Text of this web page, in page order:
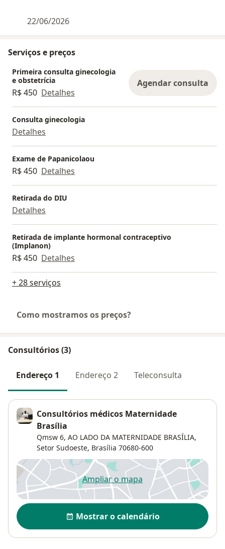
22/06/2026
Serviços e preços
Primeira consulta ginecologia
e obstetrícia
R$ 450 Detalhes
Agendar consulta
Consulta ginecologia
Detalhes
Exame de Papanicolaou
R$ 450 Detalhes
Retirada do DIU
Detalhes
Retirada de implante hormonal contraceptivo
(Implanon)
R$ 450 Detalhes
+ 28 serviços
Como mostramos os preços?
Consultórios (3)
Endereço 1 Endereço 2 Teleconsulta
Consultórios médicos Maternidade
Brasília
Qmsw 6, AO LADO DA MATERNIDADE BRASÍLIA,
Setor Sudoeste, Brasília 70680-600
Ampliar o mapaabre num novo separador
Disponibilidade
Mostrar o calendário